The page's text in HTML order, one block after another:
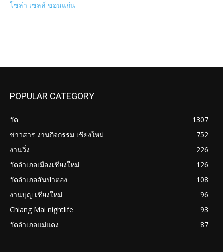
โซล่า เซลล์ ขอนแก่น
POPULAR CATEGORY
วัด
1307
ข่าวสาร งานกิจกรรม เชียงใหม่
752
งานวิ่ง
226
วัดอำเภอเมืองเชียงใหม่
126
วัดอำเภอสันป่าตอง
108
งานบุญ เชียงใหม่
96
Chiang Mai nightlife
93
วัดอำเภอแม่แตง
87